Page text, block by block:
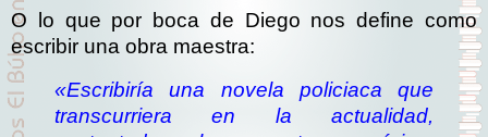
O lo que por boca de Diego nos define como
escribir una obra maestra:
«Escribiría una novela policiaca que
transcurriera en la actualidad,